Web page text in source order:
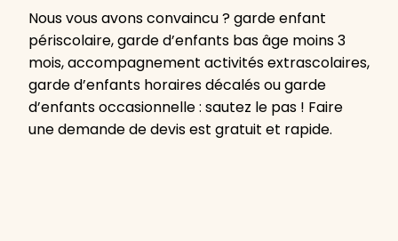
Nous vous avons convaincu ? garde enfant
périscolaire, garde d’enfants bas âge moins 3
mois, accompagnement activités extrascolaires,
garde d’enfants horaires décalés ou garde
d’enfants occasionnelle : sautez le pas ! Faire
une demande de devis est gratuit et rapide.